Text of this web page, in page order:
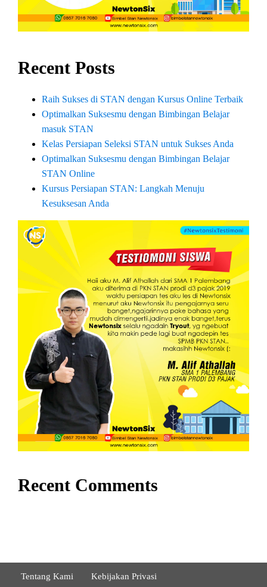
Recent Posts
Raih Sukses di STAN dengan Kursus Online Terbaik
Optimalkan Suksesmu dengan Bimbingan Belajar
masuk STAN
Kelas Persiapan Seleksi STAN untuk Sukses Anda
Optimalkan Suksesmu dengan Bimbingan Belajar
STAN Online
Kursus Persiapan STAN: Langkah Menuju
Kesuksesan Anda
Recent Comments
Tentang Kami Kebijakan Privasi